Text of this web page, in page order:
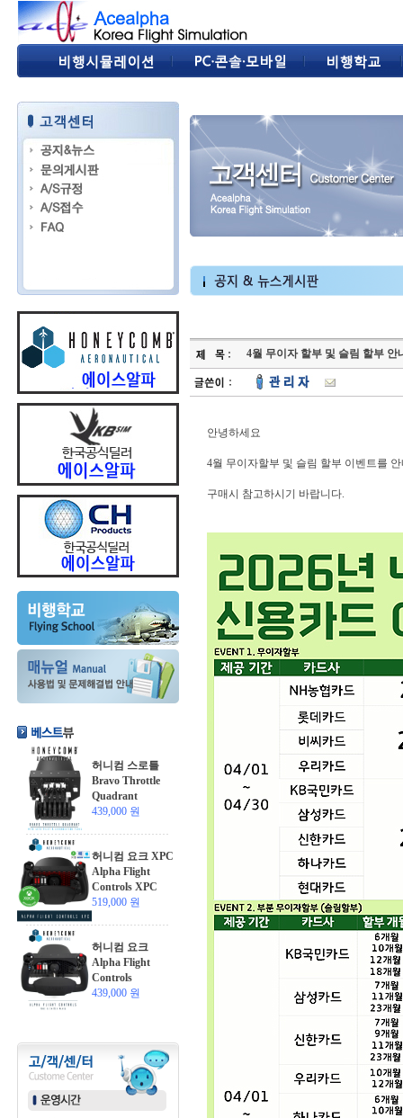
허니컴 스로틀
Bravo Throttle
Quadrant
439,000 원
허니컴 요크 XPC
Alpha Flight
Controls XPC
519,000 원
허니컴 요크
Alpha Flight
Controls
439,000 원
4월 무이자 할부 및 슬림 할부 안
안녕하세요
4월 무이자할부 및 슬림 할부 이벤트를
구매시 참고하시기 바랍니다.